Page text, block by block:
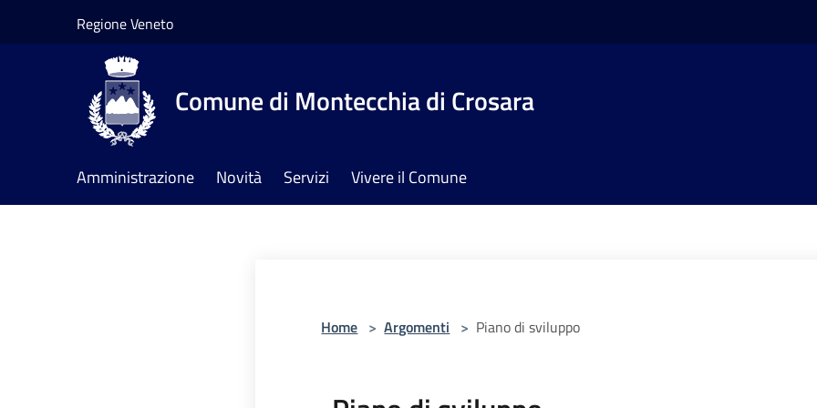
Regione Veneto
Comune di Montecchia di Crosara
Amministrazione Novità Servizi Vivere il Comune
Home > Argomenti > Piano di sviluppo